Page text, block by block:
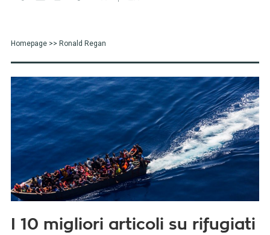
Homepage>> Ronald Regan
I 10 migliori articoli su rifugiati